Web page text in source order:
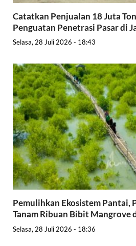
Catatkan Penjualan 18 Juta
Penguatan Penetrasi Pasar di
Selasa, 28 Juli 2026 - 18:43
Pemulihkan Ekosistem Pantai,
Tanam Ribuan Bibit Mangrove
Selasa, 28 Juli 2026 - 18:36